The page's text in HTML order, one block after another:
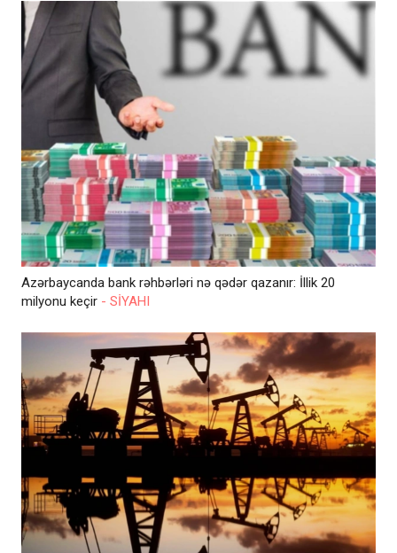
Azərbaycanda bank rəhbərləri nə qədər qazanır: İllik 20
milyonu keçir - SİYAHI